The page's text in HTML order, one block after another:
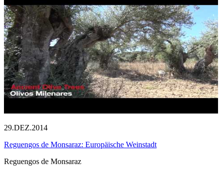
29.DEZ.2014
Reguengos de Monsaraz: Europäische Weinstadt
Reguengos de Monsaraz